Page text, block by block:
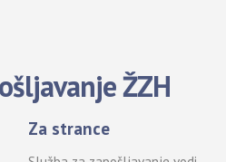
ŽZH
Za strance